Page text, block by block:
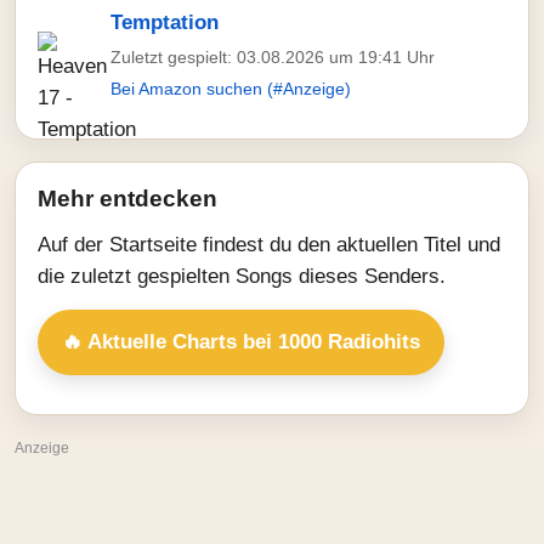
Temptation
Zuletzt gespielt: 03.08.2026 um 19:41 Uhr
Bei Amazon suchen (#Anzeige)
Mehr entdecken
Auf der Startseite findest du den aktuellen Titel und
die zuletzt gespielten Songs dieses Senders.
🔥 Aktuelle Charts bei 1000 Radiohits
Anzeige